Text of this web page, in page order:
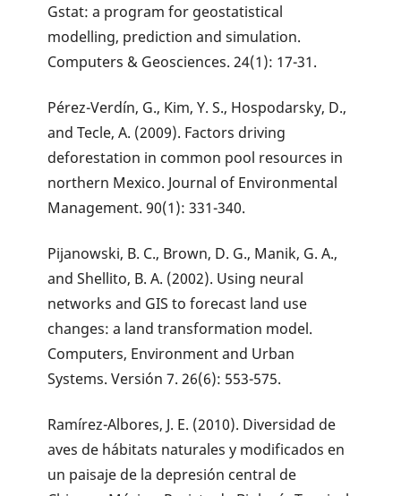
Gstat: a program for geostatistical
modelling, prediction and simulation.
Computers & Geosciences. 24(1): 17-31.
Pérez-Verdín, G., Kim, Y. S., Hospodarsky, D.,
and Tecle, A. (2009). Factors driving
deforestation in common pool resources in
northern Mexico. Journal of Environmental
Management. 90(1): 331-340.
Pijanowski, B. C., Brown, D. G., Manik, G. A.,
and Shellito, B. A. (2002). Using neural
networks and GIS to forecast land use
changes: a land transformation model.
Computers, Environment and Urban
Systems. Versión 7. 26(6): 553-575.
Ramírez-Albores, J. E. (2010). Diversidad de
aves de hábitats naturales y modificados en
un paisaje de la depresión central de